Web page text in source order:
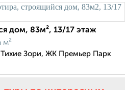
дом, 83м², 13/17 этаж
м²
Зори, ЖК Премьер Парк